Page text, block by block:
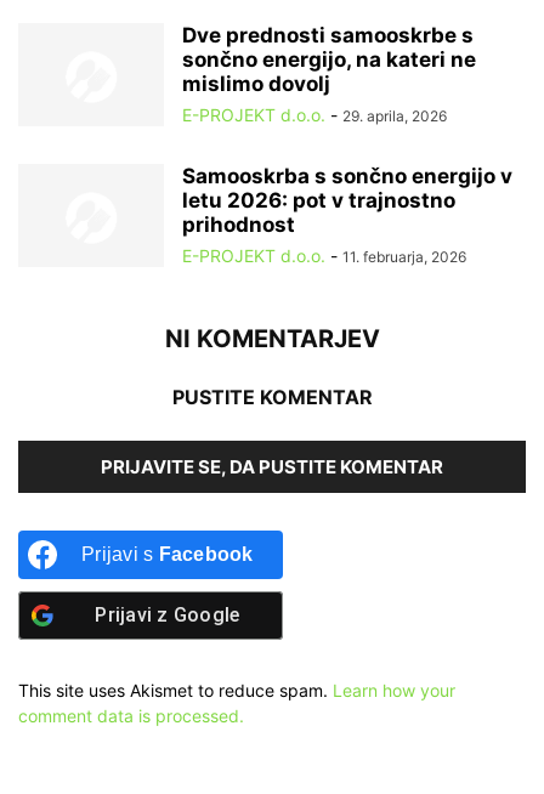
Dve prednosti samooskrbe s
sončno energijo, na kateri ne
mislimo dovolj
E-PROJEKT d.o.o. - 29. aprila, 2026
Samooskrba s sončno energijo v
letu 2026: pot v trajnostno
prihodnost
E-PROJEKT d.o.o. - 11. februarja, 2026
NI KOMENTARJEV
PUSTITE KOMENTAR
PRIJAVITE SE, DA PUSTITE KOMENTAR
Prijavi s Facebook
Prijavi z Google
This site uses Akismet to reduce spam. Learn how your
comment data is processed.